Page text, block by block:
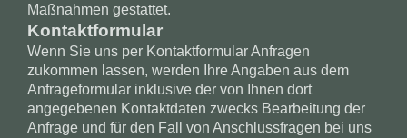
Maßnahmen gestattet.
Kontaktformular
Wenn Sie uns per Kontaktformular Anfragen
zukommen lassen, werden Ihre Angaben aus dem
Anfrageformular inklusive der von Ihnen dort
angegebenen Kontaktdaten zwecks Bearbeitung der
Anfrage und für den Fall von Anschlussfragen bei uns